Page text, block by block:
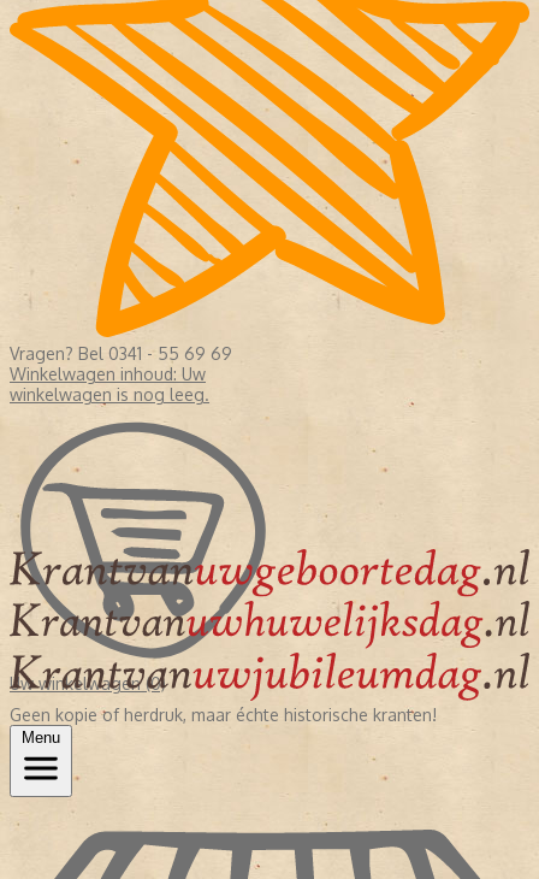
Vragen? Bel 0341 - 55 69 69
Winkelwagen inhoud: Uw
winkelwagen is nog leeg.
Uw winkelwagen (0)
Geen kopie of herdruk, maar échte historische kranten!
Menu